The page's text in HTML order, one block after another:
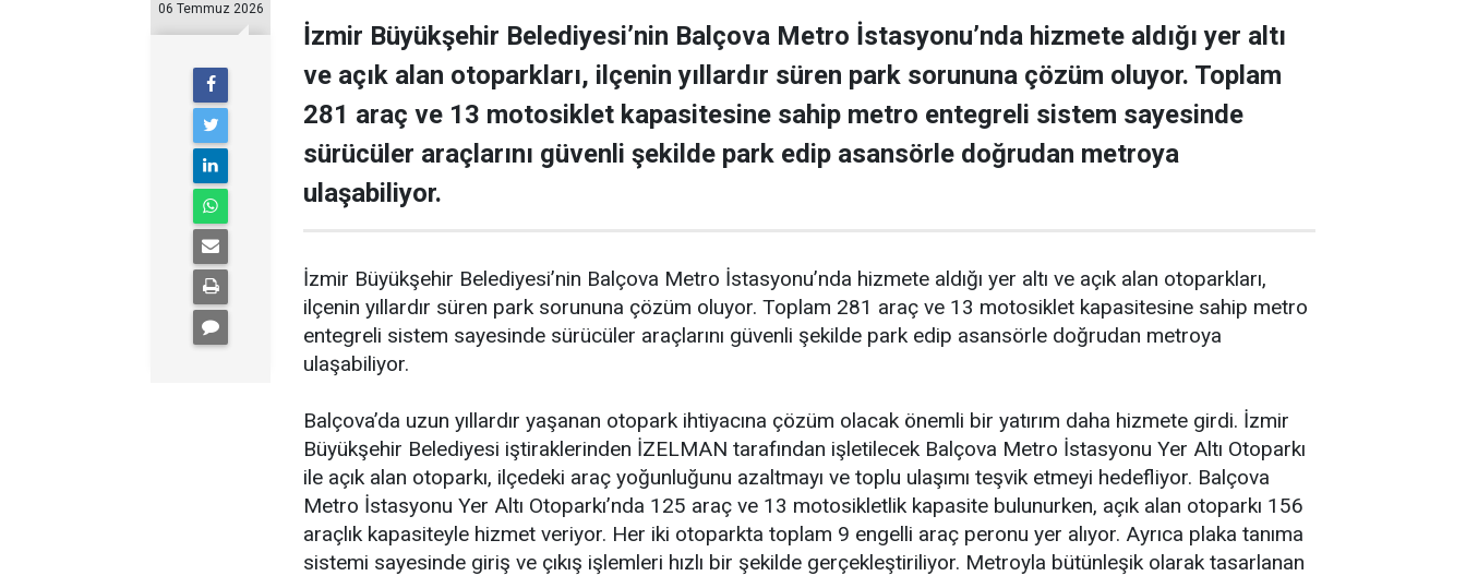
06 Temmuz 2026
İzmir Büyükşehir Belediyesi’nin Balçova Metro İstasyonu’nda hizmete aldığı yer altı
ve açık alan otoparkları, ilçenin yıllardır süren park sorununa çözüm oluyor. Toplam
281 araç ve 13 motosiklet kapasitesine sahip metro entegreli sistem sayesinde
sürücüler araçlarını güvenli şekilde park edip asansörle doğrudan metroya
ulaşabiliyor.
İzmir Büyükşehir Belediyesi’nin Balçova Metro İstasyonu’nda hizmete aldığı yer altı ve açık alan otoparkları,
ilçenin yıllardır süren park sorununa çözüm oluyor. Toplam 281 araç ve 13 motosiklet kapasitesine sahip metro
entegreli sistem sayesinde sürücüler araçlarını güvenli şekilde park edip asansörle doğrudan metroya
ulaşabiliyor.
Balçova’da uzun yıllardır yaşanan otopark ihtiyacına çözüm olacak önemli bir yatırım daha hizmete girdi. İzmir
Büyükşehir Belediyesi iştiraklerinden İZELMAN tarafından işletilecek Balçova Metro İstasyonu Yer Altı Otoparkı
ile açık alan otoparkı, ilçedeki araç yoğunluğunu azaltmayı ve toplu ulaşımı teşvik etmeyi hedefliyor. Balçova
Metro İstasyonu Yer Altı Otoparkı’nda 125 araç ve 13 motosikletlik kapasite bulunurken, açık alan otoparkı 156
araçlık kapasiteyle hizmet veriyor. Her iki otoparkta toplam 9 engelli araç peronu yer alıyor. Ayrıca plaka tanıma
sistemi sayesinde giriş ve çıkış işlemleri hızlı bir şekilde gerçekleştiriliyor. Metroyla bütünleşik olarak tasarlanan